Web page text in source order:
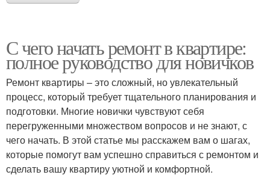
С чего начать ремонт в квартире:
полное руководство для новичков
Ремонт квартиры – это сложный, но увлекательный
процесс, который требует тщательного планирования и
подготовки. Многие новички чувствуют себя
перегруженными множеством вопросов и не знают, с
чего начать. В этой статье мы расскажем вам о шагах,
которые помогут вам успешно справиться с ремонтом и
сделать вашу квартиру уютной и комфортной.